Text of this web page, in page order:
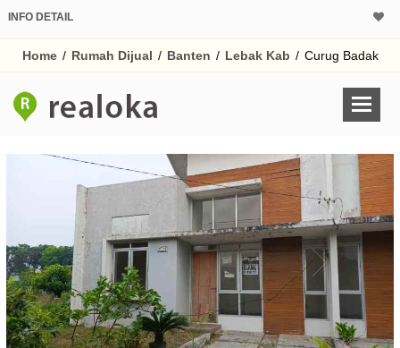
INFO DETAIL
Home / Rumah Dijual / Banten / Lebak Kab / Curug Badak
Harga Rp
Untuk hasil simulasi
pada kotak-
Simpan